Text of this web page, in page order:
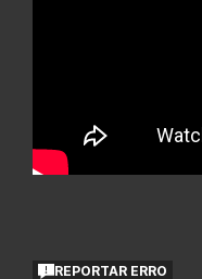
REPORTAR ERRO